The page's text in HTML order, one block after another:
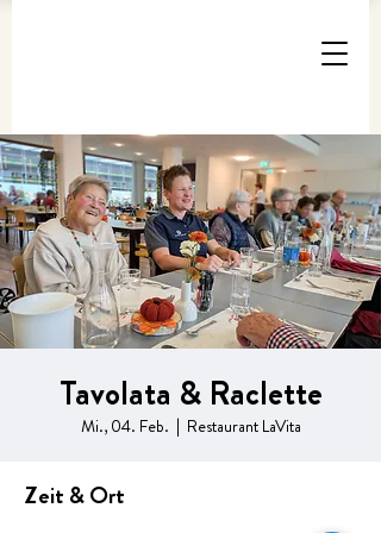
Tavolata & Raclette
Mi., 04. Feb.
  |
Restaurant LaVita
Zeit & Ort